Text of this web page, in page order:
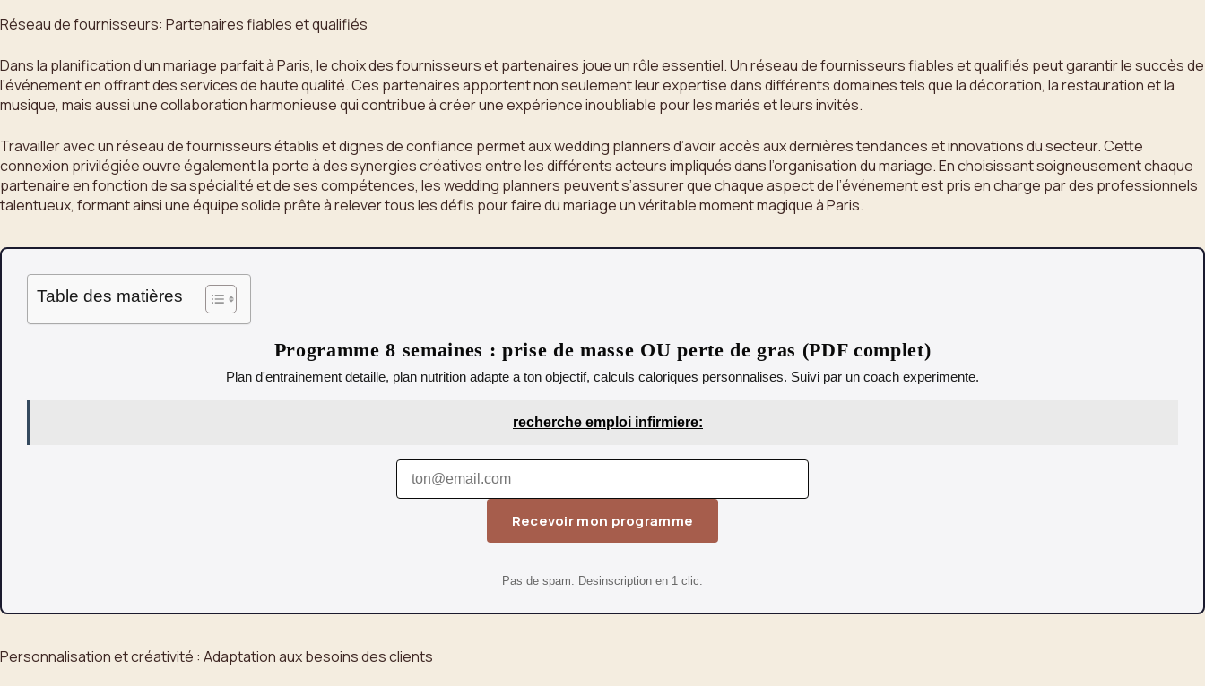
Réseau de fournisseurs: Partenaires fiables et qualifiés
Dans la planification d’un mariage parfait à Paris, le choix des fournisseurs et partenaires joue un rôle essentiel. Un réseau de fournisseurs fiables et qualifiés peut garantir le succès de
l’événement en offrant des services de haute qualité. Ces partenaires apportent non seulement leur expertise dans différents domaines tels que la décoration, la restauration et la
musique, mais aussi une collaboration harmonieuse qui contribue à créer une expérience inoubliable pour les mariés et leurs invités.
Travailler avec un réseau de fournisseurs établis et dignes de confiance permet aux wedding planners d’avoir accès aux dernières tendances et innovations du secteur. Cette
connexion privilégiée ouvre également la porte à des synergies créatives entre les différents acteurs impliqués dans l’organisation du mariage. En choisissant soigneusement chaque
partenaire en fonction de sa spécialité et de ses compétences, les wedding planners peuvent s’assurer que chaque aspect de l’événement est pris en charge par des professionnels
talentueux, formant ainsi une équipe solide prête à relever tous les défis pour faire du mariage un véritable moment magique à Paris.
Table des matières
Programme 8 semaines : prise de masse OU perte de gras (PDF complet)
Plan d'entrainement detaille, plan nutrition adapte a ton objectif, calculs caloriques personnalises. Suivi par un coach experimente.
recherche emploi infirmiere:
Recevoir mon programme
Pas de spam. Desinscription en 1 clic.
Personnalisation et créativité : Adaptation aux besoins des clients